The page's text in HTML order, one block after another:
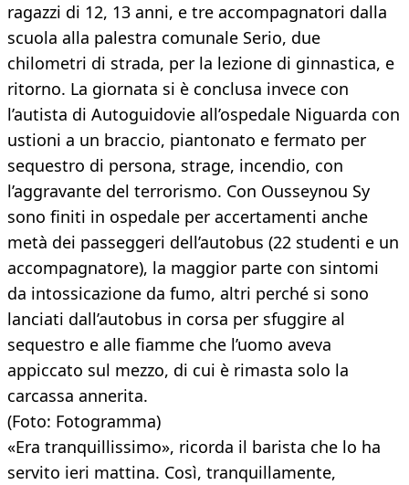
ragazzi di 12, 13 anni, e tre accompagnatori dalla
scuola alla palestra comunale Serio, due
chilometri di strada, per la lezione di ginnastica, e
ritorno. La giornata si è conclusa invece con
l’autista di Autoguidovie all’ospedale Niguarda con
ustioni a un braccio, piantonato e fermato per
sequestro di persona, strage, incendio, con
l’aggravante del terrorismo. Con Ousseynou Sy
sono finiti in ospedale per accertamenti anche
metà dei passeggeri dell’autobus (22 studenti e un
accompagnatore), la maggior parte con sintomi
da intossicazione da fumo, altri perché si sono
lanciati dall’autobus in corsa per sfuggire al
sequestro e alle fiamme che l’uomo aveva
appiccato sul mezzo, di cui è rimasta solo la
carcassa annerita.
(Foto: Fotogramma)
«Era tranquillissimo», ricorda il barista che lo ha
servito ieri mattina. Così, tranquillamente,